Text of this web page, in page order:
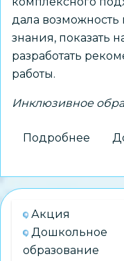
дала
знания, показать
разработать
работы.
Инклюзивное
Подробнее
РАС
Акция
Дошкольное
образование